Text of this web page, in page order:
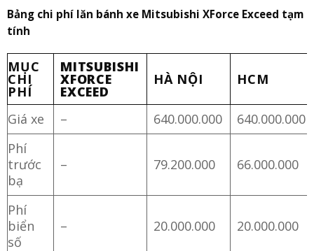
Bảng chi phí lăn bánh xe Mitsubishi XForce Exceed tạm
tính
MỤC
CHI
PHÍ
MITSUBISHI
XFORCE
EXCEED
HÀ NỘI HCM
Giá xe – 640.000.000
640.000.000
Phí
trước
bạ
– 79.200.000 66.000.000
Phí
biển
số
– 20.000.000 20.000.000